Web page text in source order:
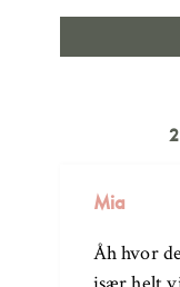
Mia
Åh hvor